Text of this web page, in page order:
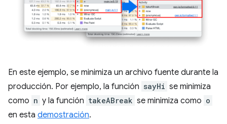
En este ejemplo, se minimiza un archivo fuente durante la
producción. Por ejemplo, la función sayHi se minimiza
como n y la función takeABreak se minimiza como o
en esta demostración.